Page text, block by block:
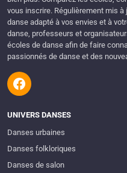
vous inscrire. Régulièrement mis
danse adapté à vos envies et à
danse, professeurs et
écoles de danse afin de faire
passionnés de danse et des
UNIVERS DANSES
Danses urbaines
Danses folkloriques
Danses de salon